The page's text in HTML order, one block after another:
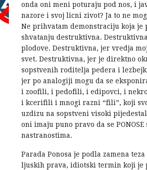
onda oni meni poturaju pod nos, i
nazore i svoj licni zivot? Ja to ne
Ne prihvatam demonstraciju koja je
shvatanju destruktivna.
plodove. Destruktivna, jer vredja
svet. Destruktivna, jer je direktno
sopstvenih roditelja pedera i
jer po analogiji mogu da se
i zoofili, i pedofili, i edipovci, i
i kcerifili i mnogi razni “fili”, koji
uzdizu na sopstveni visoki
oni imaju puno pravo da se PONOSE
nastranostima.
Parada Ponosa je podla zamena
ljuskih prava, idiotski termin koji je